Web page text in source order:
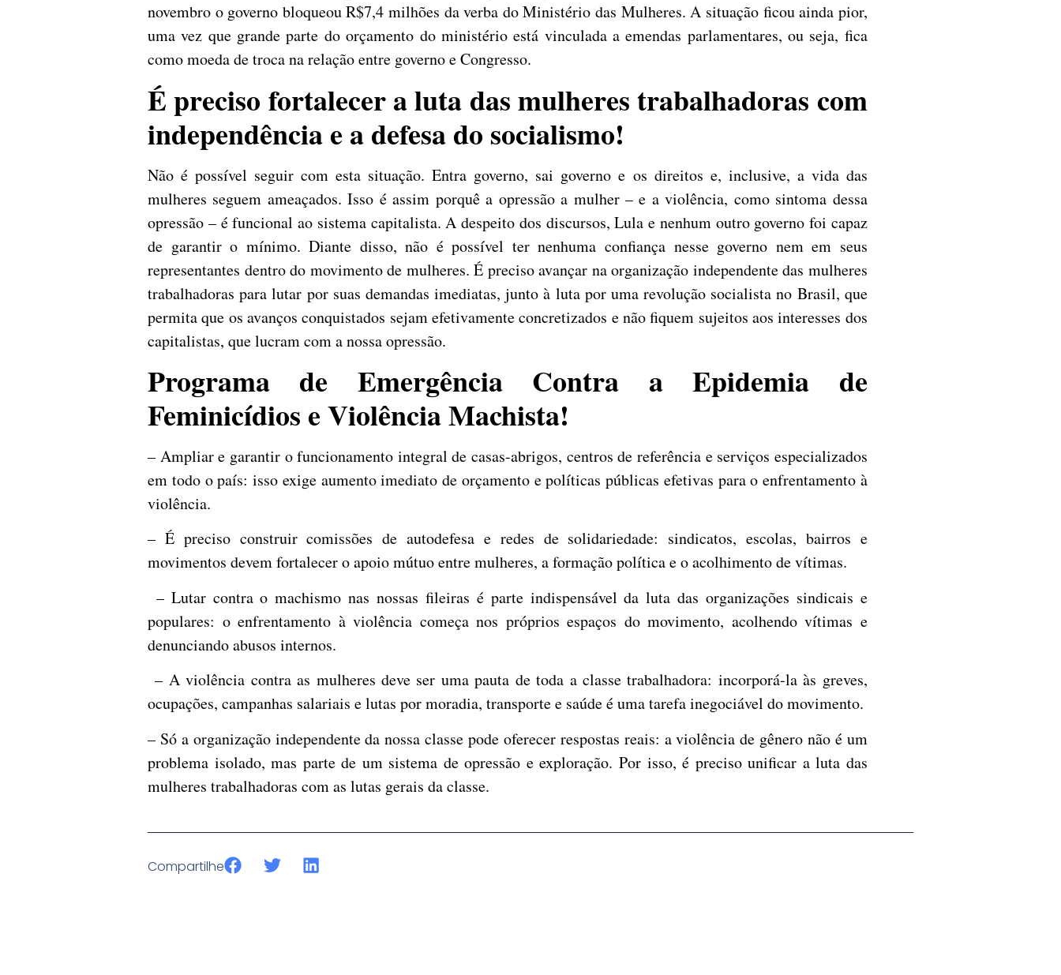
novembro o governo bloqueou R$7,4 milhões da verba do Ministério das Mulheres. A situação ficou ainda pior,
uma vez que grande parte do orçamento do ministério está vinculada a emendas parlamentares, ou seja, fica
como moeda de troca na relação entre governo e Congresso.
É preciso fortalecer a luta das mulheres trabalhadoras com
independência e a defesa do socialismo!
Não é possível seguir com esta situação. Entra governo, sai governo e os direitos e, inclusive, a vida das
mulheres seguem ameaçados. Isso é assim porquê a opressão a mulher – e a violência, como sintoma dessa
opressão – é funcional ao sistema capitalista. A despeito dos discursos, Lula e nenhum outro governo foi capaz
de garantir o mínimo. Diante disso, não é possível ter nenhuma confiança nesse governo nem em seus
representantes dentro do movimento de mulheres. É preciso avançar na organização independente das mulheres
trabalhadoras para lutar por suas demandas imediatas, junto à luta por uma revolução socialista no Brasil, que
permita que os avanços conquistados sejam efetivamente concretizados e não fiquem sujeitos aos interesses dos
capitalistas, que lucram com a nossa opressão.
Programa de Emergência Contra a Epidemia de
Feminicídios e Violência Machista!
– Ampliar e garantir o funcionamento integral de casas-abrigos, centros de referência e serviços especializados
em todo o país: isso exige aumento imediato de orçamento e políticas públicas efetivas para o enfrentamento à
violência.
– É preciso construir comissões de autodefesa e redes de solidariedade: sindicatos, escolas, bairros e
movimentos devem fortalecer o apoio mútuo entre mulheres, a formação política e o acolhimento de vítimas.
– Lutar contra o machismo nas nossas fileiras é parte indispensável da luta das organizações sindicais e
populares: o enfrentamento à violência começa nos próprios espaços do movimento, acolhendo vítimas e
denunciando abusos internos.
– A violência contra as mulheres deve ser uma pauta de toda a classe trabalhadora: incorporá-la às greves,
ocupações, campanhas salariais e lutas por moradia, transporte e saúde é uma tarefa inegociável do movimento.
– Só a organização independente da nossa classe pode oferecer respostas reais: a violência de gênero não é um
problema isolado, mas parte de um sistema de opressão e exploração. Por isso, é preciso unificar a luta das
mulheres trabalhadoras com as lutas gerais da classe.
Compartilhe